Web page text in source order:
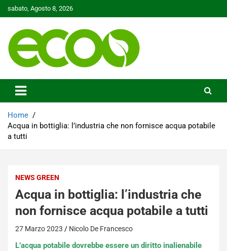
to
sabato, Agosto 8, 2026
Ecoo.it
Home
Acqua in bottiglia: l’industria che non fornisce acqua potabile
a tutti
NEWS GREEN
Acqua in bottiglia: l’industria che
non fornisce acqua potabile a tutti
27 Marzo 2023 Nicolo De Francesco
L’acqua potabile dovrebbe essere un diritto inalienabile